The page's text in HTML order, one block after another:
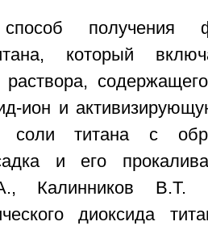
получения
который
раствора,
ион и
соли титана с
и его
Калинников В.Т.
диоксида